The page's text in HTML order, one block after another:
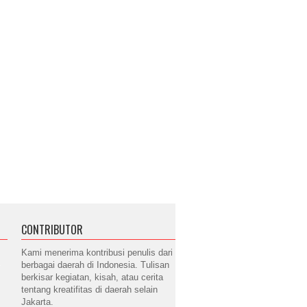
CONTRIBUTOR
Kami menerima kontribusi penulis dari
berbagai daerah di Indonesia. Tulisan
berkisar kegiatan, kisah, atau cerita
tentang kreatifitas di daerah selain
Jakarta.